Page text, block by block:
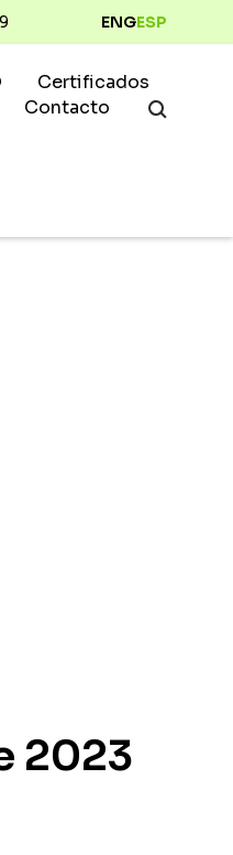
ENGESP
Certificados
Contacto
2023